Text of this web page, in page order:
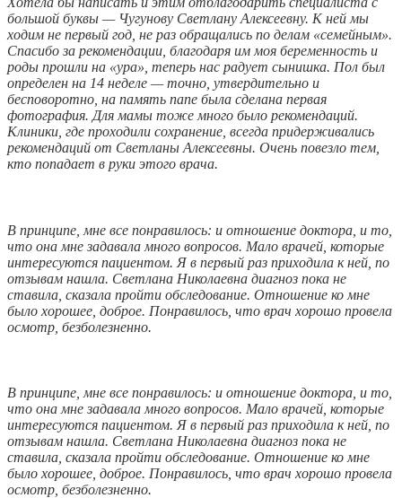
большой буквы — Чугунову Светлану Алексеевну. К ней мы
ходим не первый год, не раз обращались по делам «семейным».
Спасибо за рекомендации, благодаря им моя беременность и
роды прошли на «ура», теперь нас радует сынишка. Пол был
определен на 14 неделе — точно, утвердительно и
бесповоротно, на память папе была сделана первая
фотография. Для мамы тоже много было рекомендаций.
Клиники, где проходили сохранение, всегда придерживались
рекомендаций от Светланы Алексеевны. Очень повезло тем,
кто попадает в руки этого врача.
В принципе, мне все понравилось: и отношение доктора, и то,
что она мне задавала много вопросов. Мало врачей, которые
интересуются пациентом. Я в первый раз приходила к ней, по
отзывам нашла. Светлана Николаевна диагноз пока не
ставила, сказала пройти обследование. Отношение ко мне
было хорошее, доброе. Понравилось, что врач хорошо провела
осмотр, безболезненно.
В принципе, мне все понравилось: и отношение доктора, и то,
что она мне задавала много вопросов. Мало врачей, которые
интересуются пациентом. Я в первый раз приходила к ней, по
отзывам нашла. Светлана Николаевна диагноз пока не
ставила, сказала пройти обследование. Отношение ко мне
было хорошее, доброе. Понравилось, что врач хорошо провела
осмотр, безболезненно.